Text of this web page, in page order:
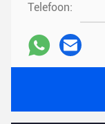
Telefoon: